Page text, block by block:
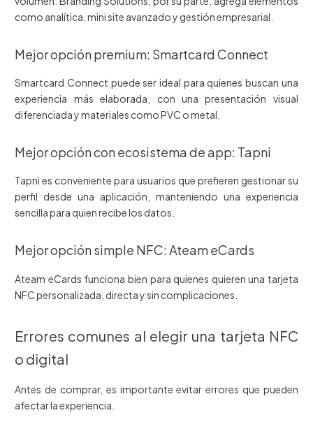
como analítica, mini site avanzado y gestión empresarial.
Mejor opción premium: Smartcard Connect
Smartcard Connect puede ser ideal para quienes buscan una
experiencia más elaborada, con una presentación visual
diferenciada y materiales como PVC o metal.
Mejor opción con ecosistema de app: Tapni
Tapni es conveniente para usuarios que prefieren gestionar su
perfil desde una aplicación, manteniendo una experiencia
sencilla para quien recibe los datos.
Mejor opción simple NFC: Ateam eCards
Ateam eCards funciona bien para quienes quieren una tarjeta
NFC personalizada, directa y sin complicaciones.
Errores comunes al elegir una tarjeta NFC
o digital
Antes de comprar, es importante evitar errores que pueden
afectar la experiencia.